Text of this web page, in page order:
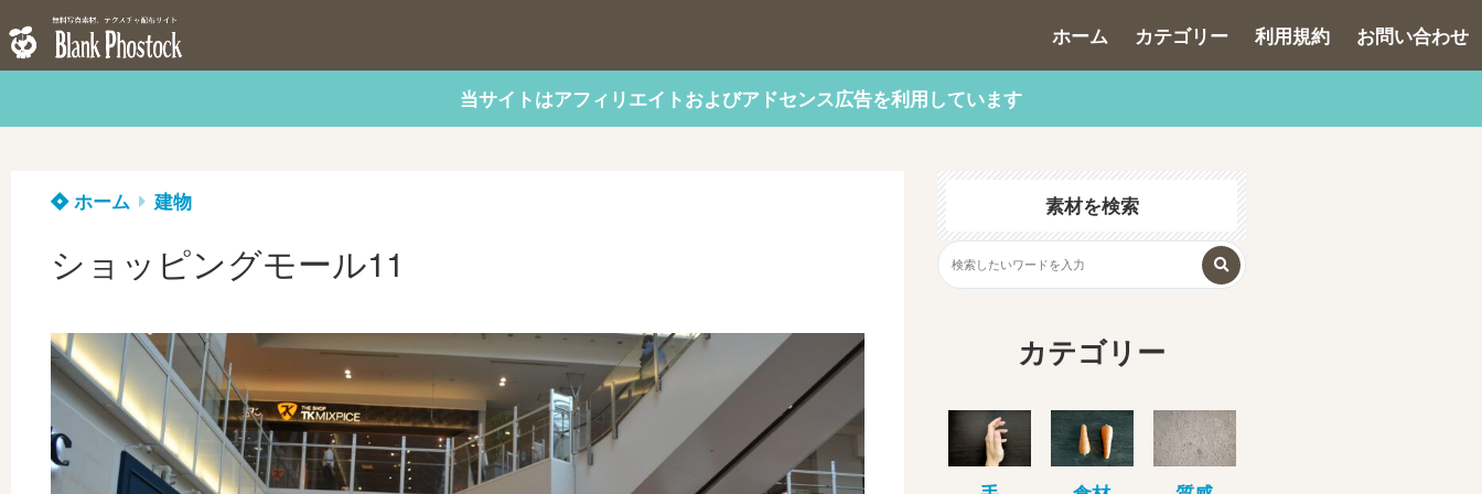
ホーム カテゴリー 利用規約 お問い合わせ
当サイトはアフィリエイトおよびアドセンス広告を利用しています
ホーム 建物
ショッピングモール11
素材を検索
カテゴリー